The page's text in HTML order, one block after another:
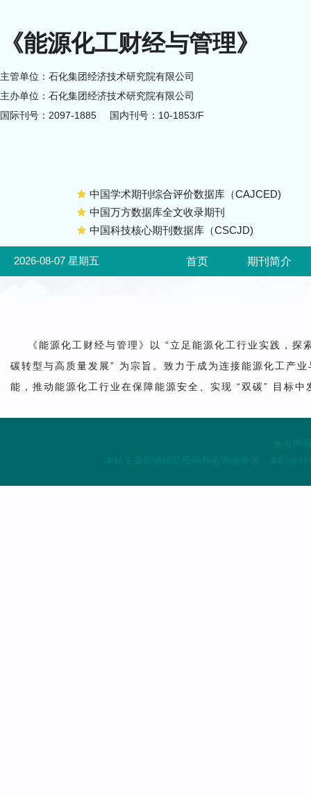
《能源化工财经与管理》
主管单位：石化集团经济技术研究院有限公司
主办单位：石化集团经济技术研究院有限公司
国际刊号：2097-1885
国内刊号：10-1853/F
中国学术期刊综合评价数据库（CAJCED)
中国万方数据库全文收录期刊
中国科技核心期刊数据库（CSCJD)
2026-08-07 星期五 首页 期刊简介
《能源化工财经与管理》以 “立足能源化工行业实践，
碳转型与高质量发展” 为宗旨。致力于成为连接能源化工产
能，推动能源化工行业在保障能源安全、实现 “双碳” 目标中
免责声
本站主要提供辅助投稿和咨询服务等，本站非